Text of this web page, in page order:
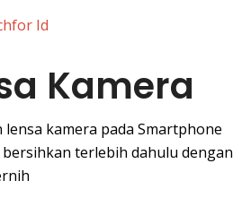
Id
Kamera
kamera pada Smartphone
terlebih dahulu dengan